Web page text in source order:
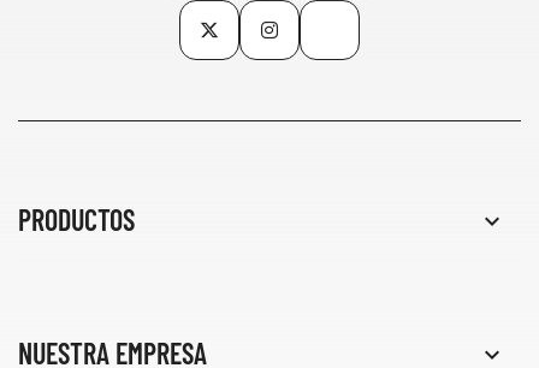
Twitter InstagramTikTok
PRODUCTOS 
NUESTRA EMPRESA 